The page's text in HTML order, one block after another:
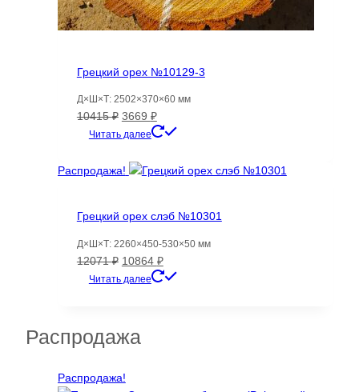
Грецкий орех №10129-3
Д×Ш×Т: 2502×370×60 мм
10415₽ Первоначальная
цена
10415 ₽.
3669 ₽Текущая
цена:
Читать далее
Распродажа!
Грецкий орех слэб №10301
Д×Ш×Т: 2260×450-530×50 мм
12071₽ Первоначальная
цена
10864 ₽Текущая
цена:
Читать далее
Распродажа
Распродажа!